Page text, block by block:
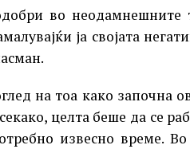
во неодамнешните
ја својата
на тоа како започна
целта беше да се
извесно време.